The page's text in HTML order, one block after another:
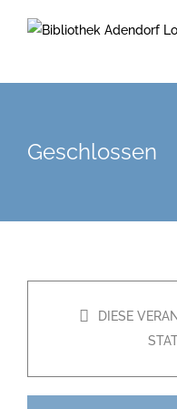
Inhalt
Geschlossen
DIESE